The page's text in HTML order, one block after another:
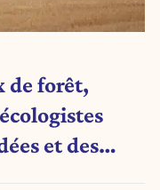
de forêt,
et des